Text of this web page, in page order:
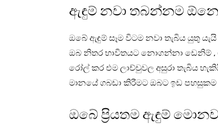
ඇඳුම් නවා තබන්නම
ඔබේ ඇඳුම් සෑම විටම නවා තැබිය යුතු
ඔබ නිතර භාවිතයට නොගන්නා ඩෙනිම් , ටී
රෝල් කර එම ලාච්චුවල අසුරා තැබිය
මානයේ ගබඩා කිරීමට ඔබට ඉඩ පහසුකම
ඔබේ ප්‍රියතම ඇඳුම්